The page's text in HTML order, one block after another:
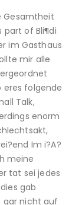
Gesamtheit
part of Bli¶di
im Gasthaus
mir alle
eres folgende
Talk,
enorm
Im i?A?
meine
tat sei jedes
gab
gar nicht auf